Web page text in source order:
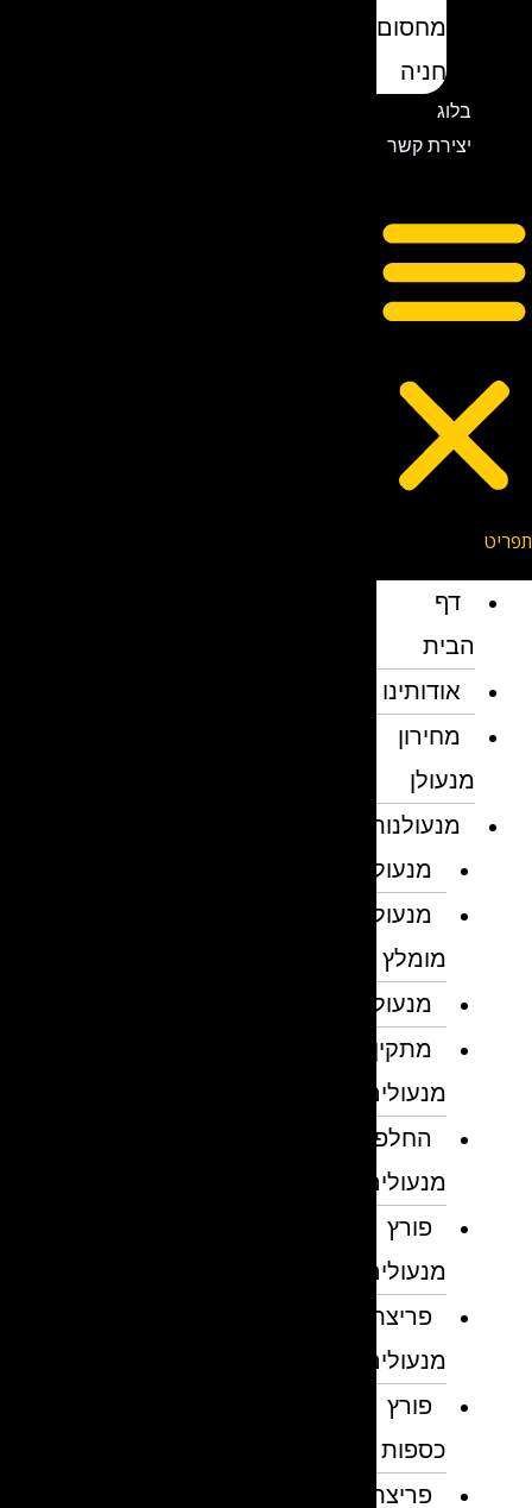
מחסום
חניה
יצירת קשר
דף
הבית
אודותינו
מחירון
מנעולן
מנעולנות
מנעולן
מנעולן
מומלץ
מנעולנים
מתקין
מנעולים
החלפת
מנעולים
פורץ
מנעולים
פריצת
מנעולים
פורץ
כספות
פריצת